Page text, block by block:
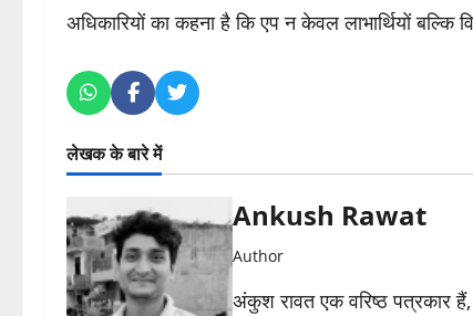
अधिकारियों का कहना है कि एप न केवल लाभार्थियों बल्कि
लेखक के बारे में
Ankush Rawat
Author
अंकुश रावत एक वरिष्ठ पत्रकार